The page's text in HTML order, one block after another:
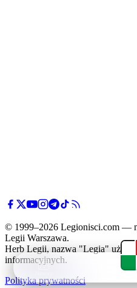
© 1999–2026 Legionisci.com —
Legii Warszawa.
Herb Legii, nazwa "Legia" użyte
informacyjnych.
Polityka prywatności